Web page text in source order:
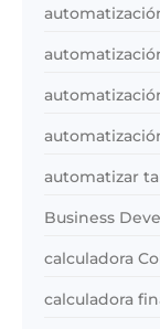
automatizar
Business
calculadora
calculadora